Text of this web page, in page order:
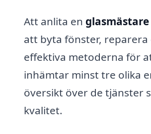
Att anlita en
att byta fönster, reparera
effektiva metoderna för
inhämtar minst tre olika
översikt över de tjänster
kvalitet.